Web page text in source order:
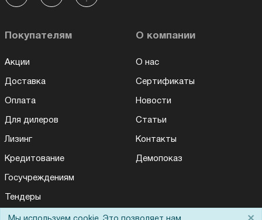
Покупателям
Акции
Доставка
Оплата
Для дилеров
Лизинг
Кредитование
Госучреждениям
Тендеры
Бренды
О компании
О нас
Сертификаты
Новости
Статьи
Контакты
Демопоказ